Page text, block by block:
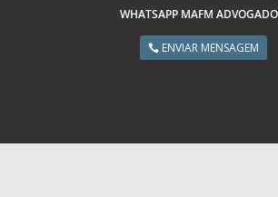
WHATSAPP MAFM
ENVIAR MENSAGEM